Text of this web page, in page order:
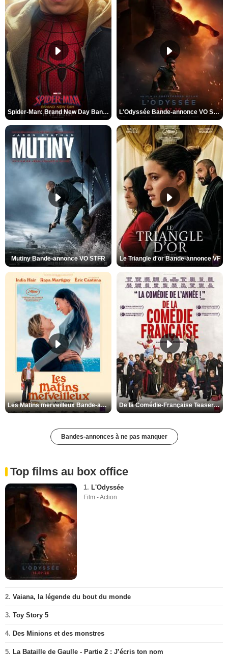
Spider-Man: Brand New Day Bande-annonce VO STFR L'Odyssée Bande-annonce VO STFR
Mutiny Bande-annonce VO STFR Le Triangle d'or Bande-annonce VF
Les Matins merveilleux Bande-annonce VF De la Comédie-Française Teaser VF
Bandes-annonces à ne pas manquer
Top films au box office
1. L'Odyssée
Film - Action
2. Vaiana, la légende du bout du monde
3. Toy Story 5
4. Des Minions et des monstres
5. La Bataille de Gaulle - Partie 2 : J’écris ton nom